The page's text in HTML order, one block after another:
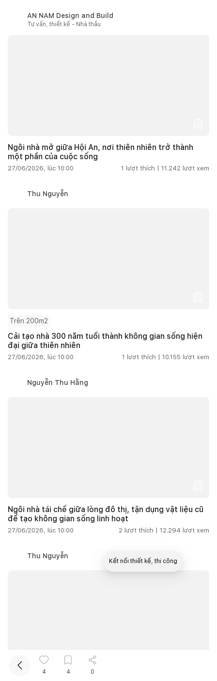
AN NAM Design and Build
Tư vấn, thiết kế - Nhà thầu
Ngôi nhà mở giữa Hội An, nơi thiên nhiên trở thành
một phần của cuộc sống
27/06/2026, lúc 10:00 1 lượt thích | 11.242 lượt xem
Thu Nguyễn
Trên 200m2
Cải tạo nhà 300 năm tuổi thành không gian sống hiện
đại giữa thiên nhiên
27/06/2026, lúc 10:00 1 lượt thích | 10.155 lượt xem
Nguyễn Thu Hằng
Ngôi nhà tái chế giữa lòng đô thị, tận dụng vật liệu cũ
để tạo không gian sống linh hoạt
27/06/2026, lúc 10:00 2 lượt thích | 12.294 lượt xem
Thu Nguyễn
4 4 0
Kết nối thiết kế, thi công